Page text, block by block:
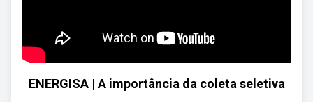
ENERGISA | A importância da coleta seletiva